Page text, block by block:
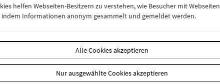
helfen Webseiten-Besitzern zu verstehen, wie Besucher mit Webseiten
indem Informationen anonym gesammelt und gemeldet werden.
Alle Cookies akzeptieren
Nur ausgewählte Cookies akzeptieren